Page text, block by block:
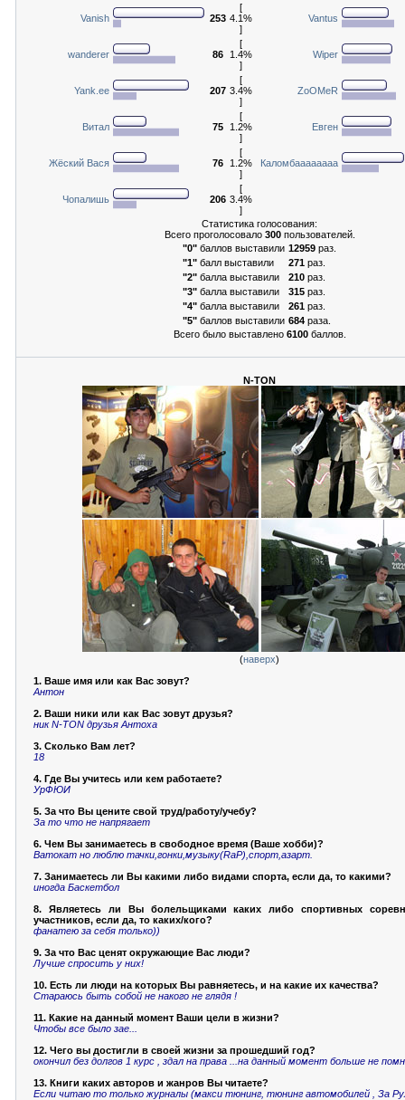
Vanish 253
[
4.1%
]
Vantus
wanderer 86
[
1.4%
]
Wiper
Yank.ee 207
[
3.4%
]
ZoOMeR
Витал 75
[
1.2%
]
Евген
Жёский Вася 76
[
1.2%
]
Каломбаааааааа
Чопалишь 206
[
3.4%
]
Статистика голосования:
Всего проголосовало 300пользователей.
"0" баллов выставили 12959 раз.
"1" балл выставили 271 раз.
"2" балла выставили 210 раз.
"3" балла выставили 315 раз.
"4" балла выставили 261 раз.
"5" баллов выставили 684 раза.
Всего было выставлено 6100баллов.
N-TON
(наверх)
1. Ваше имя или как Вас зовут?
Антон
2. Ваши ники или как Вас зовут друзья?
ник N-TON друзья Антоха
3. Сколько Вам лет?
18
4. Где Вы учитесь или кем работаете?
УрФЮИ
5. За что Вы цените свой труд/работу/учебу?
За то что не напрягает
6. Чем Вы занимаетесь в свободное время (Ваше хобби)?
Ватокат но люблю тачки,гонки,музыку(RaP),спорт,азарт.
7. Занимаетесь ли Вы какими либо видами спорта, если да, то какими?
иногда Баскетбол
8. Являетесь ли Вы болельщиками каких либо спортивных
участников, если да, то каких/кого?
фанатею за себя только))
9. За что Вас ценят окружающие Вас люди?
Лучше спросить у них!
10. Есть ли люди на которых Вы равняетесь, и на какие их качества?
Стараюсь быть собой не накого не глядя !
11. Какие на данный момент Ваши цели в жизни?
Чтобы все было зае...
12. Чего вы достигли в своей жизни за прошедший год?
окончил без долгов 1 курс , здал на права ...на данный момент больше не
13. Книги каких авторов и жанров Вы читаете?
Если читаю то только журналы (макси тюнинг, тюнинг автомобилей , За